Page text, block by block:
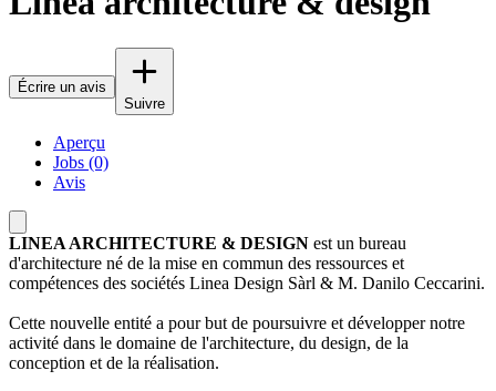
Écrire un avis
Suivre
Aperçu
Jobs (0)
Avis
LINEA ARCHITECTURE & DESIGN est un bureau
d'architecture né de la mise en commun des ressources et
compétences des sociétés Linea Design Sàrl & M. Danilo Ceccarini.
Cette nouvelle entité a pour but de poursuivre et développer notre
activité dans le domaine de l'architecture, du design, de la
conception et de la réalisation.